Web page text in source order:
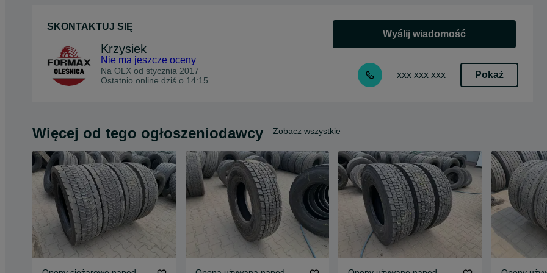
SKONTAKTUJ SIĘ
Krzysiek
Nie ma jeszcze oceny
Na OLX od stycznia 2017
Ostatnio online dziś o 14:15
Wyślij wiadomość
xxx xxx xxx Pokaż
Więcej od tego ogłoszeniodawcy Zobacz wszystkie